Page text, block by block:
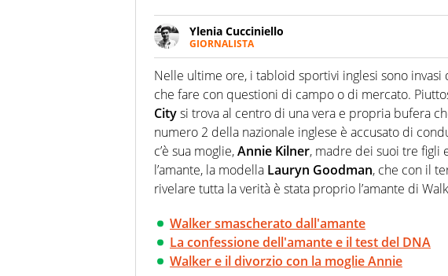
Ylenia Cucciniello
GIORNALISTA
Appassionatissima di tutto lo sport: scrive di
sguardo sull'extra campo, dove spesso si
riesce a restituire
Nelle ultime ore, i tabloid sportivi inglesi sono invasi
che fare con questioni di campo o di mercato.
Citysi trova al centro di una vera e propria bufera
numero 2 della nazionale inglese è accusato di
c’è sua moglie,Annie Kilner, madre dei suoi tre figli
l’amante, la modella Lauryn Goodman, che con il
rivelare tutta la verità è stata proprio l’amante di
Walker smascherato dall'amante
La confessione dell'amante e il test del DNA
Walker e il divorzio con la moglie Annie